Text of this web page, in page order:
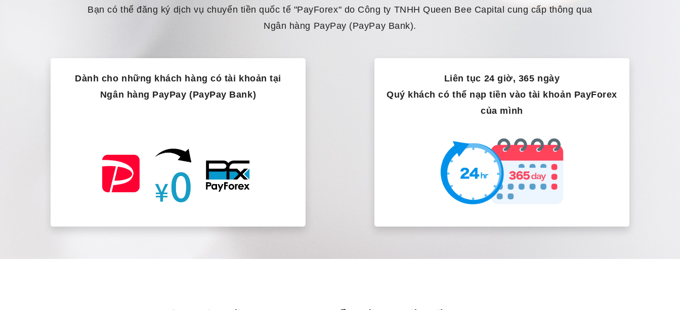
Bạn có thể đăng ký dịch vụ chuyển tiền quốc tế "PayForex" do Công ty TNHH Queen Bee Capital cung cấp thông qua
Ngân hàng PayPay (PayPay Bank).
Dành cho những khách hàng có tài khoản tại
Ngân hàng PayPay (PayPay Bank)
Liên tục 24 giờ, 365 ngày
Quý khách có thể nạp tiền vào tài khoản PayForex
của mình